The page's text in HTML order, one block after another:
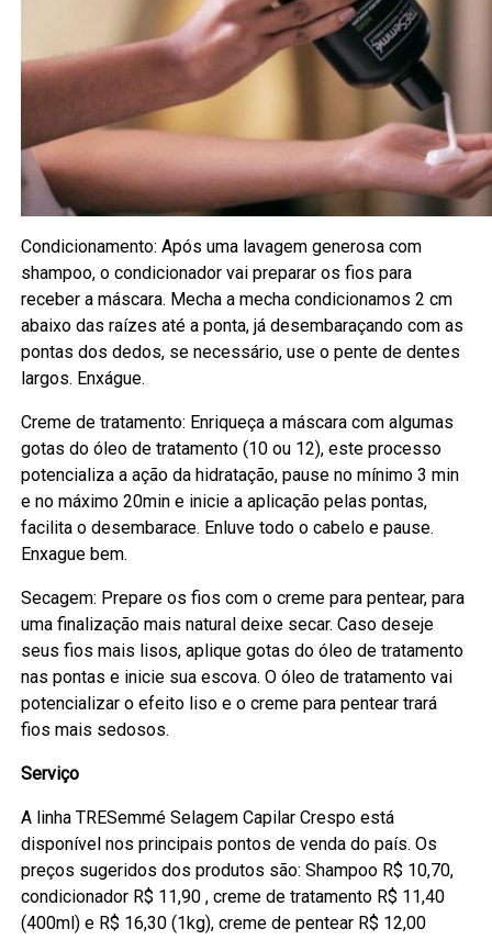
Condicionamento: Após uma lavagem generosa com
shampoo, o condicionador vai preparar os fios para
receber a máscara. Mecha a mecha condicionamos 2 cm
abaixo das raízes até a ponta, já desembaraçando com as
pontas dos dedos, se necessário, use o pente de dentes
largos. Enxágue.
Creme de tratamento: Enriqueça a máscara com algumas
gotas do óleo de tratamento (10 ou 12), este processo
potencializa a ação da hidratação, pause no mínimo 3 min
e no máximo 20min e inicie a aplicação pelas pontas,
facilita o desembarace. Enluve todo o cabelo e pause.
Enxague bem.
Secagem: Prepare os fios com o creme para pentear, para
uma finalização mais natural deixe secar. Caso deseje
seus fios mais lisos, aplique gotas do óleo de tratamento
nas pontas e inicie sua escova. O óleo de tratamento vai
potencializar o efeito liso e o creme para pentear trará
fios mais sedosos.
Serviço
A linha TRESemmé Selagem Capilar Crespo está
disponível nos principais pontos de venda do país. Os
preços sugeridos dos produtos são: Shampoo R$ 10,70,
condicionador R$ 11,90 , creme de tratamento R$ 11,40
(400ml) e R$ 16,30 (1kg), creme de pentear R$ 12,00